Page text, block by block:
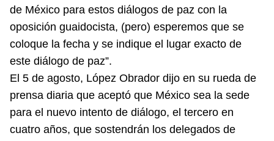
de México para estos diálogos de paz con la
oposición guaidocista, (pero) esperemos que se
coloque la fecha y se indique el lugar exacto de
este diálogo de paz”.
El 5 de agosto, López Obrador dijo en su rueda de
prensa diaria que aceptó que México sea la sede
para el nuevo intento de diálogo, el tercero en
cuatro años, que sostendrán los delegados de